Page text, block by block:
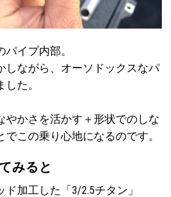
イプ内部。
しながら、オーソドックスなパ
た。
やかさを活かす＋形状でのしな
この乗り心地になるのです。
みると
加工した「3/2.5チタン」